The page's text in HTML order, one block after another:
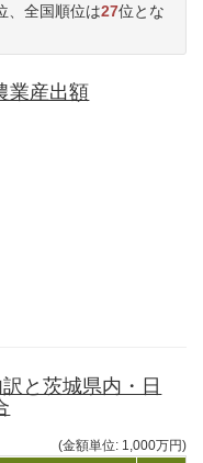
、全国順位は27位とな
業産出額
と茨城県内・日
(金額単位: 1,000万円)